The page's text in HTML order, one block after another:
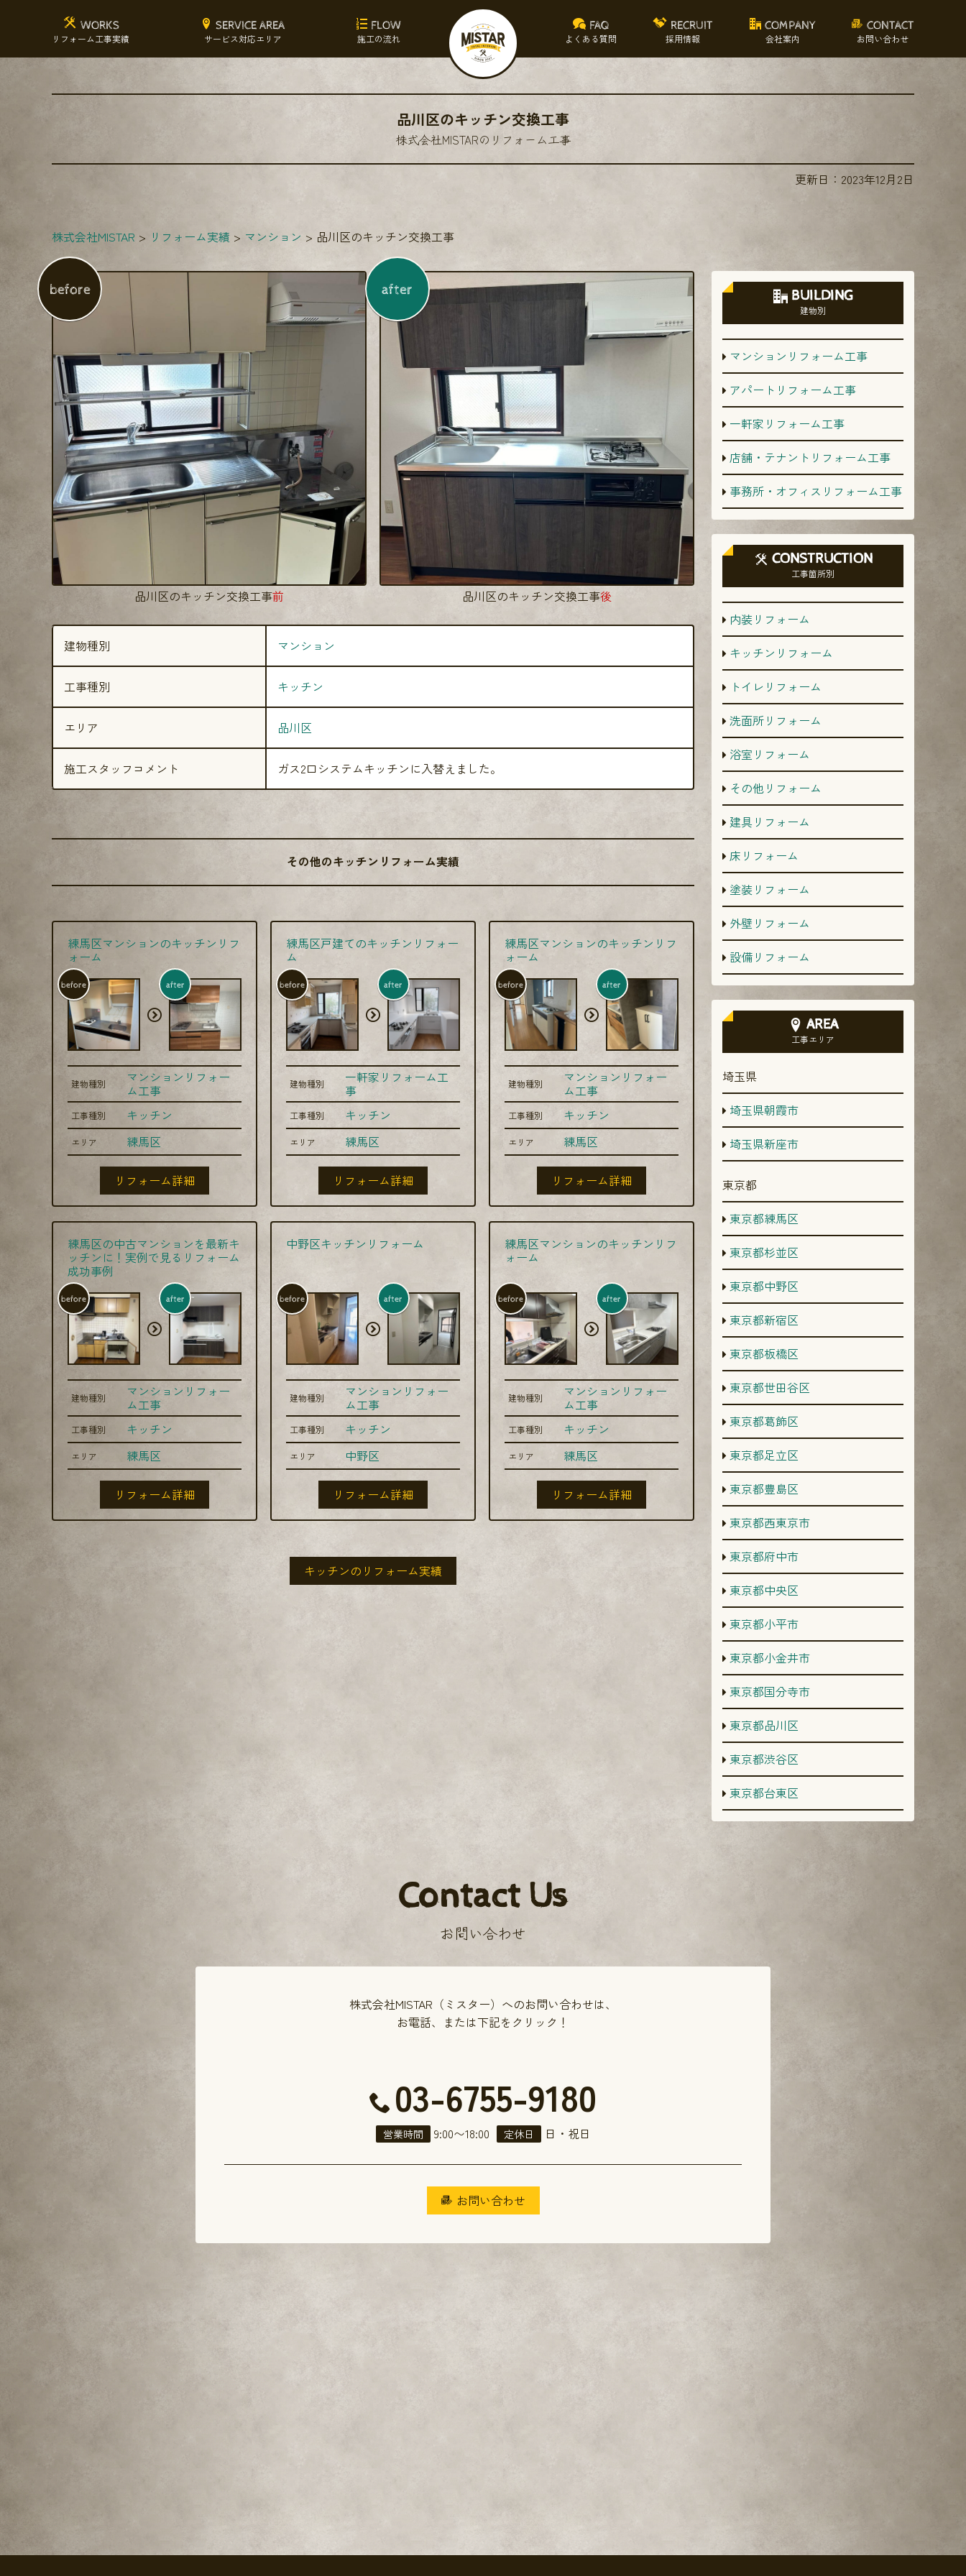
WORKS
リフォーム工事実績
SERVICE AREA
サービス対応エリア
FLOW
施工の流れ
FAQ
よくある質問
RECRUIT
採用情報
COMPANY
会社案内
CONTACT
お問い合わせ
品川区のキッチン交換工事
株式会社MISTARのリフォーム工事
更新日： 2023年12月2日
株式会社MISTAR リフォーム実績 マンション 品川区のキッチン交換工事
before
品川区のキッチン交換工事前
after
品川区のキッチン交換工事後
建物種別 マンション
工事種別 キッチン
エリア 品川区
施工スタッフコメント ガス2口システムキッチンに入替えました。
その他のキッチンリフォーム実績
練馬区マンションのキッチンリフ
ォーム
before after
建物種別 マンションリフォー
ム工事
工事種別 キッチン
エリア 練馬区
リフォーム詳細
練馬区戸建てのキッチンリフォー
ム
before after
建物種別 一軒家リフォーム工
事
工事種別 キッチン
エリア 練馬区
リフォーム詳細
練馬区マンションのキッチンリフ
ォーム
before after
建物種別 マンションリフォー
ム工事
工事種別 キッチン
エリア 練馬区
リフォーム詳細
練馬区の中古マンションを最新キ
ッチンに！実例で見るリフォーム
成功事例
before after
建物種別 マンションリフォー
ム工事
工事種別 キッチン
エリア 練馬区
リフォーム詳細
中野区キッチンリフォーム
before after
建物種別 マンションリフォー
ム工事
工事種別 キッチン
エリア 中野区
リフォーム詳細
練馬区マンションのキッチンリフ
ォーム
before after
建物種別 マンションリフォー
ム工事
工事種別 キッチン
エリア 練馬区
リフォーム詳細
キッチンのリフォーム実績
BUILDING
建物別
マンションリフォーム工事
アパートリフォーム工事
一軒家リフォーム工事
店舗・テナントリフォーム工事
事務所・オフィスリフォーム工事
CONSTRUCTION
工事箇所別
内装リフォーム
キッチンリフォーム
トイレリフォーム
洗面所リフォーム
浴室リフォーム
その他リフォーム
建具リフォーム
床リフォーム
塗装リフォーム
外壁リフォーム
設備リフォーム
AREA
工事エリア
埼玉県
埼玉県朝霞市
埼玉県新座市
東京都
東京都練馬区
東京都杉並区
東京都中野区
東京都新宿区
東京都板橋区
東京都世田谷区
東京都葛飾区
東京都足立区
東京都豊島区
東京都西東京市
東京都府中市
東京都中央区
東京都小平市
東京都小金井市
東京都国分寺市
東京都品川区
東京都渋谷区
東京都台東区
Contact Us
お問い合わせ
株式会社MISTAR（ミスター）へのお問い合わせは、
お電話、または下記をクリック！
03-6755-9180
営業時間 9:00〜18:00 定休日 日・祝日
お問い合わせ